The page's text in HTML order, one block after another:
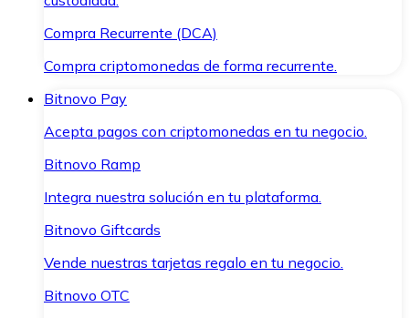
Compra Recurrente (DCA)
Compra criptomonedas de forma recurrente.
Bitnovo Pay
Acepta pagos con criptomonedas en tu negocio.
Bitnovo Ramp
Integra nuestra solución en tu plataforma.
Bitnovo Giftcards
Vende nuestras tarjetas regalo en tu negocio.
Bitnovo OTC